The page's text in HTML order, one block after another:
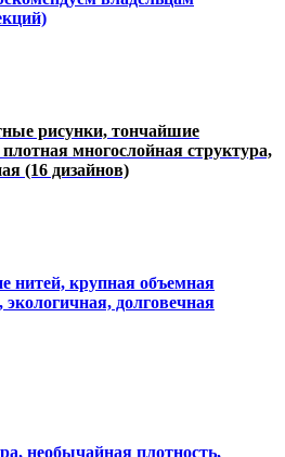
рисунки, тончайшие
многослойная структура,
(16 дизайнов)
нитей, крупная объемная
долговечная
необычайная плотность,